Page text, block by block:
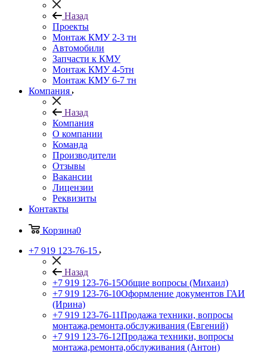
Назад
Проекты
Монтаж КМУ 2-3 тн
Автомобили
Запчасти к КМУ
Монтаж КМУ 4-5тн
Монтаж КМУ 6-7 тн
Компания
Назад
Компания
О компании
Команда
Производители
Отзывы
Вакансии
Лицензии
Реквизиты
Контакты
Корзина0
+7 919 123-76-15
Назад
+7 919 123-76-15Общие вопросы (Михаил)
+7 919 123-76-10Оформление документов ГАИ
(Ирина)
+7 919 123-76-11Продажа техники, вопросы
монтажа,ремонта,обслуживания (Евгений)
+7 919 123-76-12Продажа техники, вопросы
монтажа,ремонта,обслуживания (Антон)